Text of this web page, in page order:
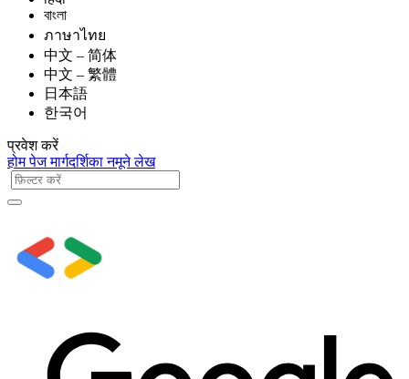
বাংলা
ภาษาไทย
中文 – 简体
中文 – 繁體
日本語
한국어
प्रवेश करें
होम पेजमार्गदर्शिकानमूनेलेख